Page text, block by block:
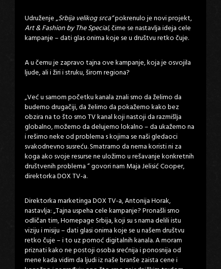
Udruženje „Srbija velikog srca“pokrenulo je novi projekt,
Art & Fashion by The Special,čime se nastavlja ideja cele
kampanje – dati glas onima koje se u društvu retko čuje.
A u čemu je zapravo tajna ove kampanje, koja je osvojila
ljude, ali i žiri i struku, širom regiona?
„Već u samom početku kanala znali smo da želimo da
budemo drugačiji, da želimo da pokažemo kako bez
obzira na to što smo TV kanal koji nastoji da razmišlja
globalno, možemo da delujemo lokalno – da ukažemo na
i rešimo neke od problema s kojima se naši gledaoci
svakodnevno susreću. Smatramo da nema koristi ni za
koga ako svoje resurse ne uložimo u rešavanje konkretnih
društvenih problema “ govori nam Maja Jelisić Cooper,
direktorka DOX TV-a.
Direktorka marketinga DOX TV-a, Antonija Horak,
nastavlja: „Tajna uspeha cele kampanje? Pronašli smo
odličan tim, Homepage Srbija, koji su s nama delili istu
viziju i misiju – dati glasi onima koje se u našem društvu
retko čuje – i to uz pomoć digitalnih kanala. A moram
priznati kako ne postoji osoba srećnija i ponosnija od
mene kada vidim da ljudi iz naše branše zaista cene i